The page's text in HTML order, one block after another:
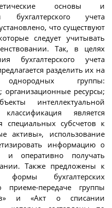
основы и
бухгалтерского учета
что существуют
следует учитывать
Так, в целях
бухгалтерского учета
разделить их на
группы:
ресурсы;
интеллектуальной
является
специальных субсчетов к
активы», использование
информацию о
и оперативно получать
Также предложены к
формы бухгалтерских
передаче группы
и «Акт о списании